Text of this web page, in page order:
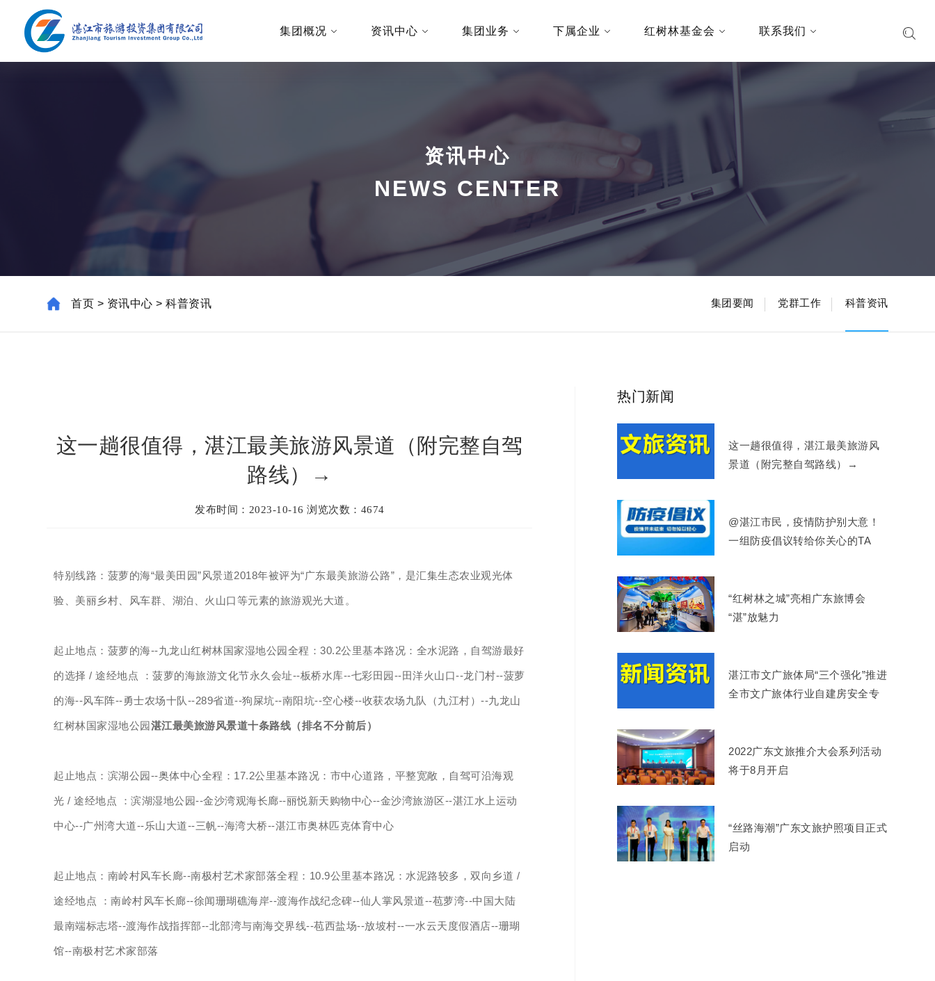
集团概况 资讯中心 集团业务 下属企业 红树林基金会 联系我们
资讯中心
NEWS CENTER
集团要闻 党群工作 科普资讯
首页 > 资讯中心 >科普资讯
这一趟很值得，湛江最美旅游风景道（附完整自驾
路线）→
发布时间：2023-10-16 浏览次数：4674
特别线路：菠萝的海“最美田园”风景道2018年被评为“广东最美旅游公路”，是汇集生态农业观光体
验、美丽乡村、风车群、湖泊、火山口等元素的旅游观光大道。
起止地点：菠萝的海--九龙山红树林国家湿地公园全程：30.2公里基本路况：全水泥路，自驾游最好
的选择 / 途经地点 ：菠萝的海旅游文化节永久会址--板桥水库--七彩田园--田洋火山口--龙门村--菠萝
的海--风车阵--勇士农场十队--289省道--狗屎坑--南阳坑--空心楼--收获农场九队（九江村）--九龙山
红树林国家湿地公园 湛江最美旅游风景道十条路线（排名不分前后）
起止地点：滨湖公园--奥体中心全程：17.2公里基本路况：市中心道路，平整宽敞，自驾可沿海观
光 / 途经地点 ：滨湖湿地公园--金沙湾观海长廊--丽悦新天购物中心--金沙湾旅游区--湛江水上运动
中心--广州湾大道--乐山大道--三帆--海湾大桥--湛江市奥林匹克体育中心
起止地点：南岭村风车长廊--南极村艺术家部落全程：10.9公里基本路况：水泥路较多，双向乡道 /
途经地点 ：南岭村风车长廊--徐闻珊瑚礁海岸--渡海作战纪念碑--仙人掌风景道--苞萝湾--中国大陆
最南端标志塔--渡海作战指挥部--北部湾与南海交界线--苞西盐场--放坡村--一水云天度假酒店--珊瑚
馆--南极村艺术家部落
热门新闻
这一趟很值得，湛江最美旅游风
景道（附完整自驾路线）→
@湛江市民，疫情防护别大意！
一组防疫倡议转给你关心的TA
“红树林之城”亮相广东旅博会
“湛”放魅力
湛江市文广旅体局“三个强化”推进
全市文广旅体行业自建房安全专
2022广东文旅推介大会系列活动
将于8月开启
“丝路海潮”广东文旅护照项目正式
启动